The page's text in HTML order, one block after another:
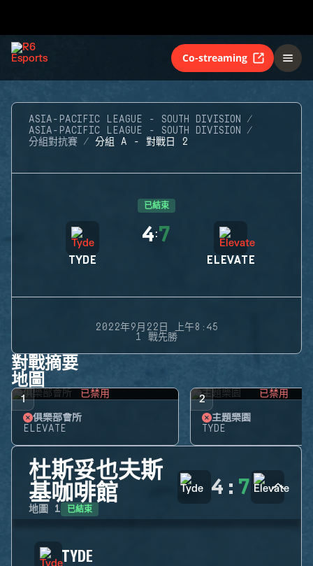
Co-streaming
ASIA-PACIFIC LEAGUE - SOUTH DIVISION
ASIA-PACIFIC LEAGUE - SOUTH DIVISION
分組對抗賽
分組 A - 對戰日 2
已結束
TYDE
4:7
ELEVATE
2022年9月22日 上午8:45
1 戰先勝
對戰摘要
地圖
1 已禁用
俱樂部會所
ELEVATE
2 已禁用
主題樂園
TYDE
杜斯妥也夫斯
基咖啡館
地圖 1 已結束
4 : 7
TYDE